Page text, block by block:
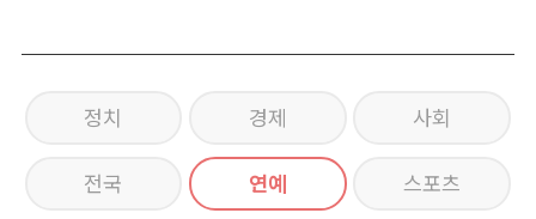
정치 경제 사회
전국 연예 스포츠